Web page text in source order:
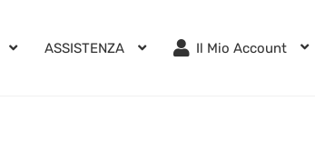
ASSISTENZA Il Mio Account